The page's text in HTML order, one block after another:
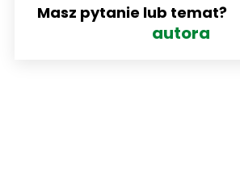
Masz pytanie lub temat?
autora